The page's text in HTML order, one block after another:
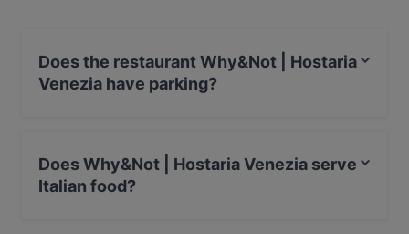
Does the restaurant Why&Not | Hostaria
Venezia have parking?
Does Why&Not | Hostaria Venezia serve
Italian food?